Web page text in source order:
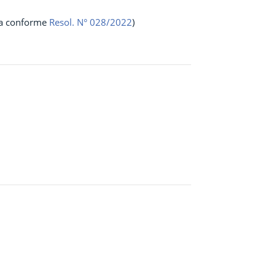
conforme Resol. N° 028/2022)